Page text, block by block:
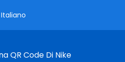
Italiano
QR Code Di Nike